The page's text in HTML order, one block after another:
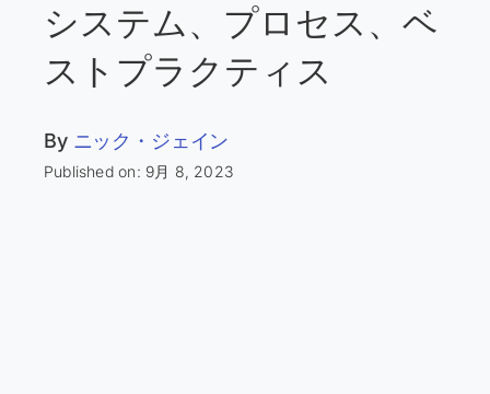
システム、プロセス、ベ
ストプラクティス
By ニック・ジェイン
Published on: 9月 8, 2023